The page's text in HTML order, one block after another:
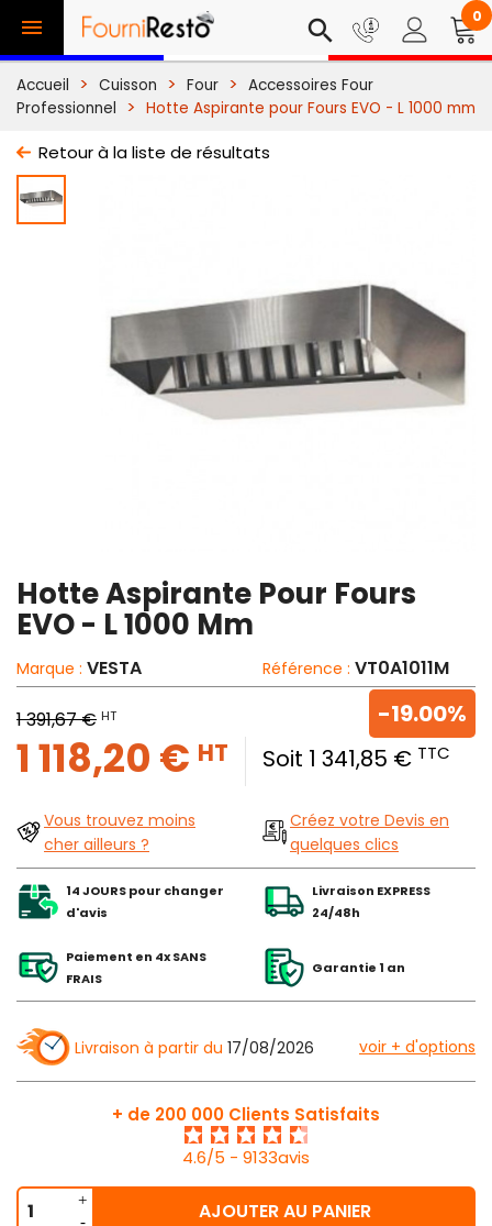
 search 0
Accueil Cuisson Four
Accessoires Four
Professionnel
Hotte Aspirante pour Fours EVO - L 1000 mm
Retour à la liste de résultats
Hotte Aspirante Pour Fours
EVO - L 1000 Mm
Marque : VESTA Référence : VT0A1011M
1 391,67 € HT
1 118,20 € HT Soit 1 341,85 € TTC
-19.00%
Vous trouvez moins
cher ailleurs ?
Créez votre Devis en
quelques clics
14 JOURS pour changer
d'avis
Livraison EXPRESS
24/48h
Paiement en 4x SANS
FRAIS
Garantie 1 an
Livraison à partir du 17/08/2026 voir + d'options
+ de 200 000 Clients Satisfaits
4.6/5 - 9133avis
AJOUTER AU PANIER